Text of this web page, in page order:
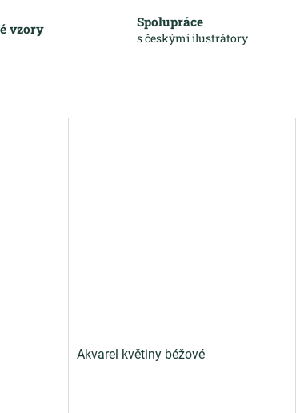
vzory Spolupráce
s českými ilustrátory
Akvarel květiny béžové